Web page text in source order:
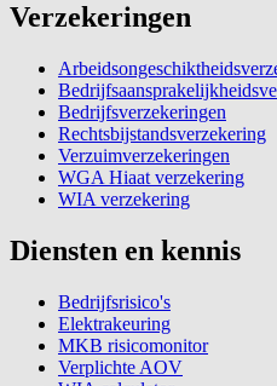
Verzekeringen
Bedrijfsverzekeringen
Rechtsbijstandsverzekering
Verzuimverzekeringen
WGA Hiaat verzekering
WIA verzekering
Diensten en kennis
Bedrijfsrisico's
Elektrakeuring
MKB risicomonitor
Verplichte AOV